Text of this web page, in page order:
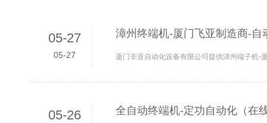
05-27
05-27
漳州终端机-厦门飞亚制造商-自
05-26 全自动终端机-定功自动化（在